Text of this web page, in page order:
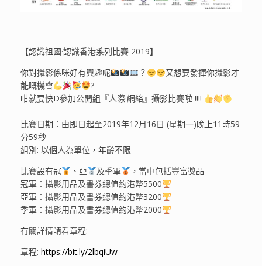
【認識祖國·認識香港系列比賽 2019】
你對攝影係咪好有興趣呢
？
又想要發揮你攝影才
能嘅機會
?
咁就要快D參加公開組『人際·網絡』攝影比賽啦 !!!!
比賽日期：由即日起至2019年12月16日 (星期一)晚上11時59
分59秒
組別: 以個人為單位，年齡不限
比賽設有冠
、亞 及季軍
，當中包括豐富獎品
冠軍：攝影用品及書券總值約港幣5500
亞軍：攝影用品及書券總值約港幣3200
季軍：攝影用品及書券總值約港幣2000
有關詳情請看章程:
章程: https://bit.ly/2lbqiUw